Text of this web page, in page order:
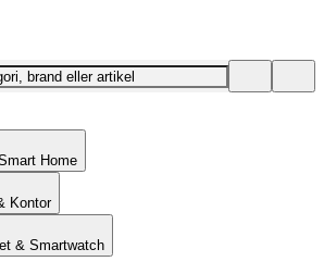
Home
Kontor
& Smartwatch